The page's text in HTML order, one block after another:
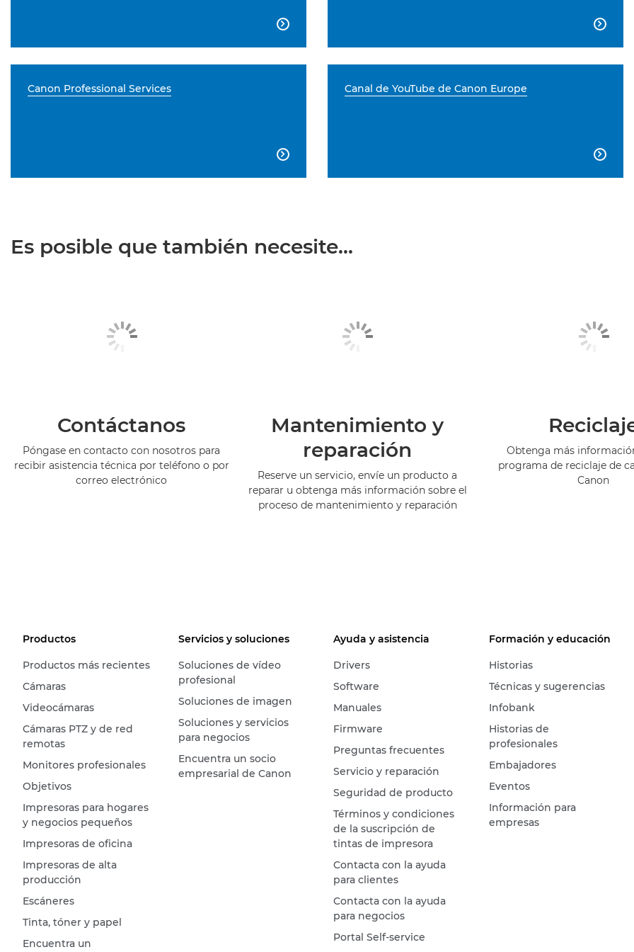
 
Canon Professional Services

Canal de YouTube de Canon Europe

Es posible que también necesite...
Contáctanos
Póngase en contacto con nosotros para
recibir asistencia técnica por teléfono o por
correo electrónico
Mantenimiento y
reparación
Reserve un servicio, envíe un producto a
reparar u obtenga más información sobre el
proceso de mantenimiento y reparación
Obtenga más
programa de reciclaje de
Canon
Productos
Productos más recientes
Cámaras
Videocámaras
Cámaras PTZ y de red
remotas
Monitores profesionales
Objetivos
Impresoras para hogares
y negocios pequeños
Impresoras de oficina
Impresoras de alta
producción
Escáneres
Tinta, tóner y papel
Encuentra un
Servicios y soluciones
Soluciones de vídeo
profesional
Soluciones de imagen
Soluciones y servicios
para negocios
Encuentra un socio
empresarial de Canon
Ayuda y asistencia
Drivers
Software
Manuales
Firmware
Preguntas frecuentes
Servicio y reparación
Seguridad de producto
Términos y condiciones
de la suscripción de
tintas de impresora
Contacta con la ayuda
para clientes
Contacta con la ayuda
para negocios
Portal Self-service
Formación y educación
Historias
Técnicas y sugerencias
Infobank
Historias de
profesionales
Embajadores
Eventos
Información para
empresas